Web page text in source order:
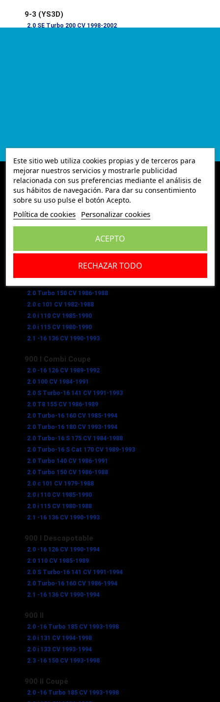
9-3 (YS3D)
2.0 SE Turbo 200 CV 1998-2002
2.0 Turbo 185 CV 1998-2003
2.0 i 131 CV 1998-2003
2.3 i 150 CV 1998-2003
900 I (AC4, AM4)
2.0 -16 125 CV 1986-1988
2.0 -16 126 CV 1989-1993
2.0 S Turbo-16 141 CV 1991-1993
2.0 Turbo-16 160 CV 1985-1993
2.0 Turbo 140 CV 1986-1991
2.0 Turbo 150 CV 1986-1988
2.0 c 101 CV 1982-1988
2.0 i 110 CV 1985-1990
2.0 i 115 CV 1980-1990
2.1 -16 136 CV 1990-1993
900 I Combi Coupe
2.0 -16 126 CV 1989-1992
2.0 100 CV 1984-1991
2.0 S Turbo-16 141 CV 1991-1993
2.0 T8 155 CV 1986-1989
2.0 Turbo-16 160 CV 1985-1994
2.0 Turbo-16 180 CV 1993-1994
2.0 Turbo-16 S 175 CV 1984-1988
2.0 Turbo-16 S Cat 170 CV 1989-1993
2.0 Turbo 140 CV 1986-1991
2.0 Turbo 150 CV 1986-1988
2.0 c 101 CV 1979-1988
2.0 i 110 CV 1985-1990
2.0 i 115 CV 1980-1988
2.1 -16 136 CV 1990-1993
900 I Descapotable
2.0 -16 126 CV 1990-1994
2.0 110 CV 1985-1989
2.0 S Turbo-16 141 CV 1991-1994
2.0 Turbo-16 160 CV 1986-1994
2.1 -16 136 CV 1990-1994
900 II
2.0 -16 Turbo 185 CV 1993-1998
2.0 i 131 CV 1994-1998
2.0 i 133 CV 1993-1994
2.3 -16 150 CV 1993-1998
900 II Coupé
2.0 -16 Turbo 185 CV 1993-1998
Este sitio web utiliza cookies propias y de terceros para
mejorar nuestros servicios y mostrarle publicidad
relacionada con sus preferencias mediante el análisis de
sus hábitos de navegación. Para dar su consentimiento
sobre su uso pulse el botón Acepto.
Política de cookies Personalizar cookies
RECHAZAR TODO
ACEPTO